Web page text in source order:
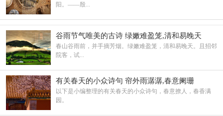
阳。——殷...
谷雨节气唯美的古诗 绿嫩难盈笼,清和易晚天
春山谷雨前，并手摘芳烟。绿嫩难盈笼，清和易晚天。且招邻
院客，试...
有关春天的小众诗句 帘外雨潺潺,春意阑珊
以下是小编整理的有关春天的小众诗句，春意撩人，春香满
园。